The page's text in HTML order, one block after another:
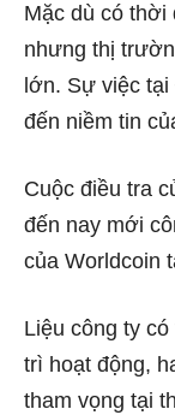
Mặc dù có thời
nhưng thị
lớn. Sự việc
đến niềm tin
Cuộc điều tra
đến nay mới
của Worldcoin
Liệu công ty
trì hoạt động,
tham vọng tại